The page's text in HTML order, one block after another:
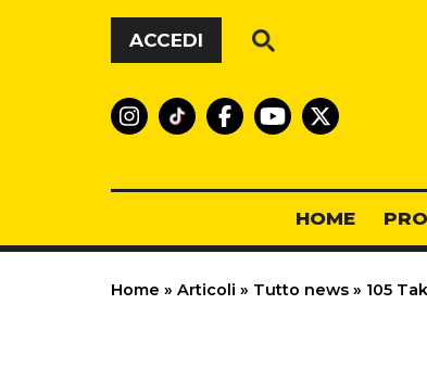
Vai al contenuto
ACCEDI
HOME
Home » Articoli » Tutto news » 105